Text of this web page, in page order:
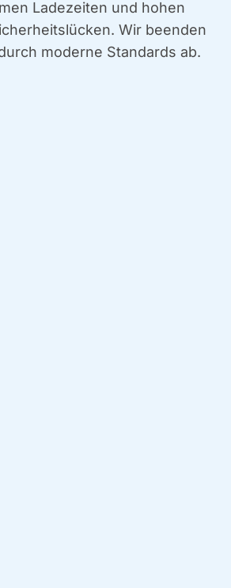
Lade­zei­ten und hohen
Wir been­den
moder­ne Stan­dards ab.